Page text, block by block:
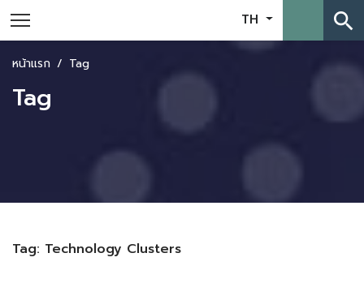
TH search
หน้าแรก Tag
Tag
Tag: Technology Clusters